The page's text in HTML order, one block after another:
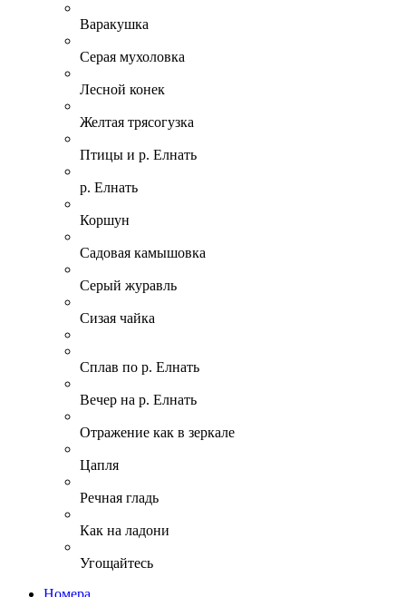
Варакушка
Серая мухоловка
Лесной конек
Желтая трясогузка
Птицы и р. Елнать
р. Елнать
Коршун
Садовая камышовка
Серый журавль
Сизая чайка
Сплав по р. Елнать
Вечер на р. Елнать
Отражение как в зеркале
Цапля
Речная гладь
Как на ладони
Угощайтесь
Номера